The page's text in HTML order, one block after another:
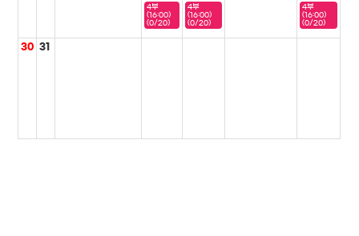
4부
(16:00)
(0/20)
4부
(16:00)
(0/20)
4부
(16:00)
(0/20)
30 31